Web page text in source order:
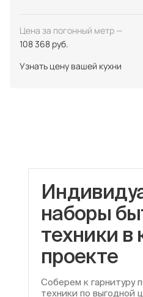
Цена за погонный метр —
108 368 руб.
Узнать цену вашей кухни
наборы
техники
проекте
Соберем к гарнитуру
техники по выгодной